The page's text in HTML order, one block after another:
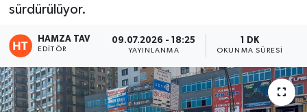
sürdürülüyor.
HAMZA TAV
EDITÖR
09.07.2026 - 18:25
YAYINLANMA
1 DK
OKUNMA SÜRESI
Resmi İlan